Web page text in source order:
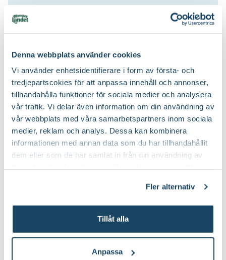
Denna webbplats använder cookies
Vi använder enhetsidentifierare i form av första- och
tredjepartscokies för att anpassa innehåll och annonser,
tillhandahålla funktioner för sociala medier och analysera
vår trafik. Vi delar även information om din användning av
vår webbplats med våra samarbetspartners inom sociala
medier, reklam och analys. Dessa kan kombinera
informationen med annan data som du har tillhandahållit
dem eller som de har samlat in från din användning av
Fler alternativ
Tillåt alla
Anpassa
Fruktkött:
Oktober, december och november
Frukt förvaring: Kan förvaras en kortare tid
Doft: Nej
Juli-september (JAS-perioden)
Klipp bort skadade, korsade och